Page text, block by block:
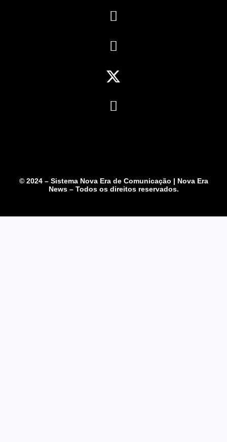
© 2024 – Sistema Nova Era de Comunicação | Nova Era
News – Todos os direitos reservados.